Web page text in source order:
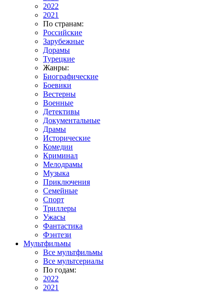
2022
2021
По странам:
Российские
Зарубежные
Дорамы
Турецкие
Жанры:
Биографические
Боевики
Вестерны
Военные
Детективы
Документальные
Драмы
Исторические
Комедии
Криминал
Мелодрамы
Музыка
Приключения
Семейные
Спорт
Триллеры
Ужасы
Фантастика
Фэнтези
Мультфильмы
Все мультфильмы
Все мультсериалы
По годам:
2022
2021